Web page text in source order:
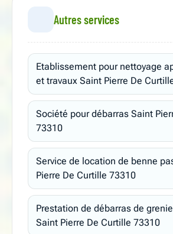
Autres services
Etablissement pour nettoyage
et travaux Saint Pierre De
Société pour débarras Saint
73310
Service de location de benne
Pierre De Curtille 73310
Prestation de débarras de
Saint Pierre De Curtille 73310